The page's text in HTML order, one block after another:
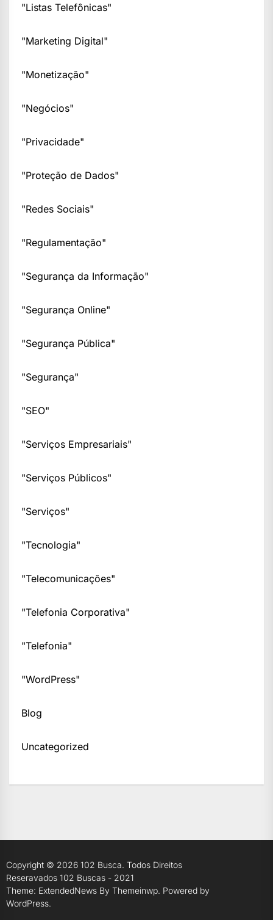
"Listas Telefônicas"
"Marketing Digital"
"Monetização"
"Negócios"
"Privacidade"
"Proteção de Dados"
"Redes Sociais"
"Regulamentação"
"Segurança da Informação"
"Segurança Online"
"Segurança Pública"
"Segurança"
"SEO"
"Serviços Empresariais"
"Serviços Públicos"
"Serviços"
"Tecnologia"
"Telecomunicações"
"Telefonia Corporativa"
"Telefonia"
"WordPress"
Blog
Uncategorized
Copyright © 2026 102 Busca. Todos Direitos
Reseravados 102 Buscas - 2021
Theme: ExtendedNews By Themeinwp. Powered by
WordPress.